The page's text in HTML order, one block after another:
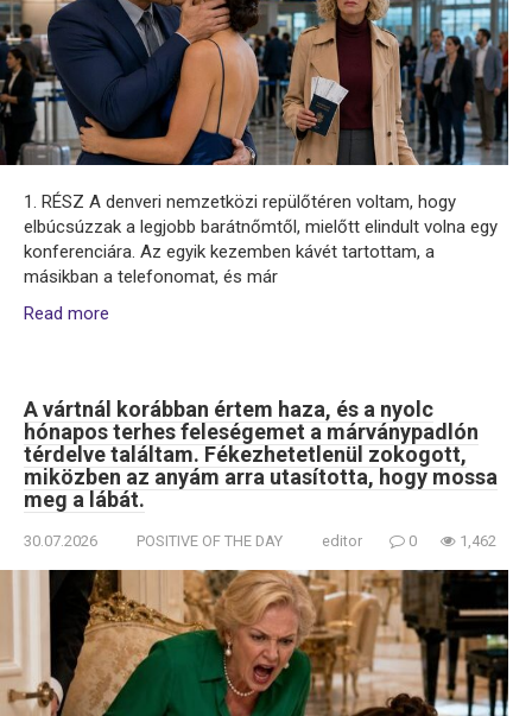
1. RÉSZ A denveri nemzetközi repülőtéren voltam, hogy
elbúcsúzzak a legjobb barátnőmtől, mielőtt elindult volna egy
konferenciára. Az egyik kezemben kávét tartottam, a
másikban a telefonomat, és már
Read more
A vártnál korábban értem haza, és a nyolc
hónapos terhes feleségemet a márványpadlón
térdelve találtam. Fékezhetetlenül zokogott,
miközben az anyám arra utasította, hogy mossa
meg a lábát.
30.07.2026 POSITIVE OF THE DAY editor 0 1,462